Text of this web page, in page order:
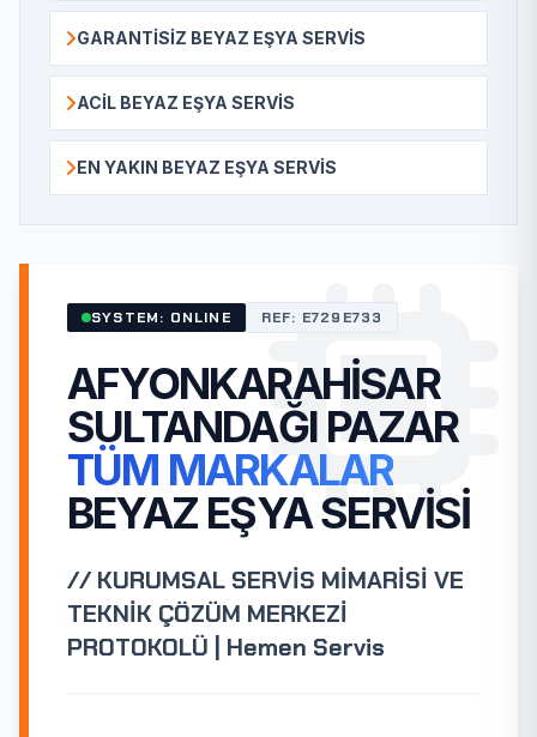
GARANTISIZ BEYAZ EŞYA SERVIS
ACIL BEYAZ EŞYA SERVIS
EN YAKIN BEYAZ EŞYA SERVIS
SYSTEM: ONLINE REF: E729E733
AFYONKARAHISAR
SULTANDAĞI PAZAR
TÜM MARKALAR
BEYAZ EŞYA SERVISI
// KURUMSAL SERVİS MİMARİSİ VE
TEKNİK ÇÖZÜM MERKEZİ
PROTOKOLÜ | Hemen Servis